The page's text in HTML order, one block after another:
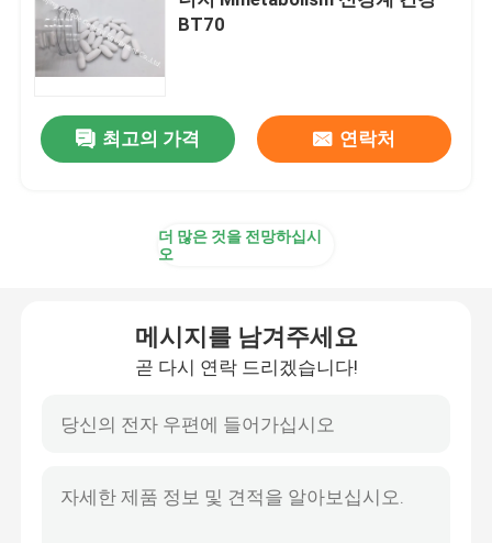
글루코사민 보충교재
비타민 C 보충교재
뼈 건강 보충교재
초본 음식 보충교재
BT70
최고의 가격 연락처
더 많은 것을 전망하십시
오
메시지를 남겨주세요
곧 다시 연락 드리겠습니다!